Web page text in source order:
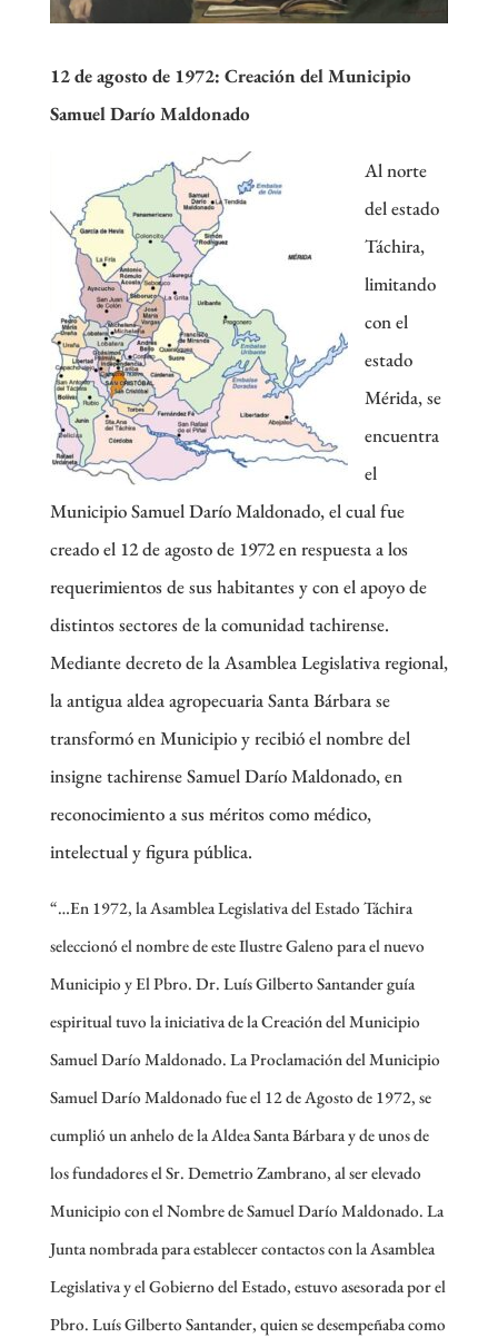
12 de agosto de 1972: Creación del Municipio
Samuel Darío Maldonado
Al norte
del estado
Táchira,
limitando
con el
estado
Mérida, se
encuentra
el
Municipio Samuel Darío Maldonado, el cual fue
creado el 12 de agosto de 1972 en respuesta a los
requerimientos de sus habitantes y con el apoyo de
distintos sectores de la comunidad tachirense.
Mediante decreto de la Asamblea Legislativa regional,
la antigua aldea agropecuaria Santa Bárbara se
transformó en Municipio y recibió el nombre del
insigne tachirense Samuel Darío Maldonado, en
reconocimiento a sus méritos como médico,
intelectual y figura pública.
“…En 1972, la Asamblea Legislativa del Estado Táchira
seleccionó el nombre de este Ilustre Galeno para el nuevo
Municipio y El Pbro. Dr. Luís Gilberto Santander guía
espiritual tuvo la iniciativa de la Creación del Municipio
Samuel Darío Maldonado. La Proclamación del Municipio
Samuel Darío Maldonado fue el 12 de Agosto de 1972, se
cumplió un anhelo de la Aldea Santa Bárbara y de unos de
los fundadores el Sr. Demetrio Zambrano, al ser elevado
Municipio con el Nombre de Samuel Darío Maldonado. La
Junta nombrada para establecer contactos con la Asamblea
Legislativa y el Gobierno del Estado, estuvo asesorada por el
Pbro. Luís Gilberto Santander, quien se desempeñaba como